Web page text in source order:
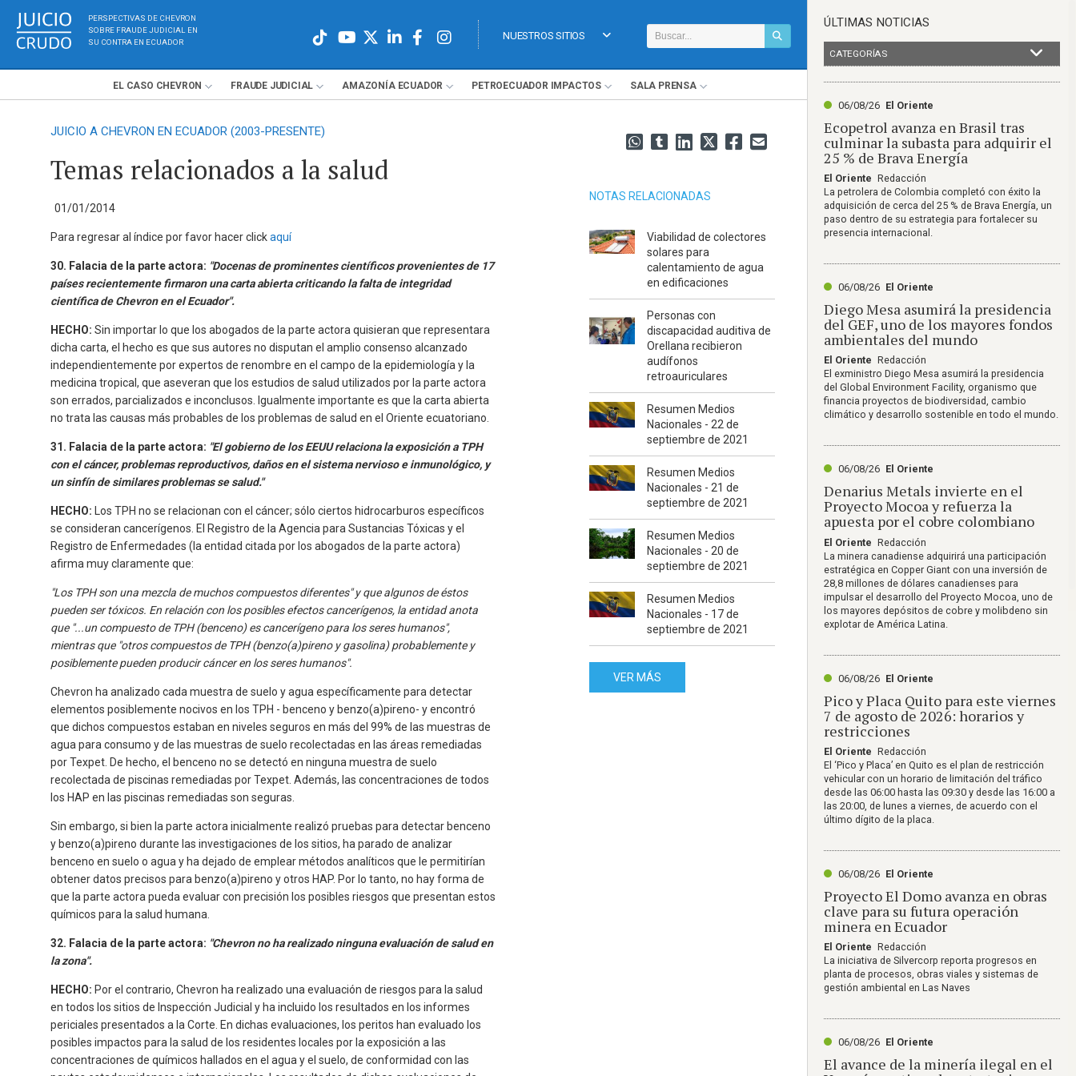
PERSPECTIVAS DE CHEVRON
SOBRE FRAUDE JUDICIAL EN
SU CONTRA EN ECUADOR
NUESTROS SITIOS
EL CASO CHEVRON FRAUDE JUDICIAL AMAZONÍA ECUADOR PETROECUADOR IMPACTOS SALA PRENSA
JUICIO A CHEVRON EN ECUADOR (2003-PRESENTE)
Temas relacionados a la salud
01/01/2014
Para regresar al índice por favor hacer clickaquí
30. Falacia de la parte actora: "Docenas de prominentes científicos provenientes de 17
países recientemente firmaron una carta abierta criticando la falta de integridad
científica de Chevron en el Ecuador".
HECHO: Sin importar lo que los abogados de la parte actora quisieran que representara
dicha carta, el hecho es que sus autores no disputan el amplio consenso alcanzado
independientemente por expertos de renombre en el campo de la epidemiología y la
medicina tropical, que aseveran que los estudios de salud utilizados por la parte actora
son errados, parcializados e inconclusos. Igualmente importante es que la carta abierta
no trata las causas más probables de los problemas de salud en el Oriente ecuatoriano.
31. Falacia de la parte actora: "El gobierno de los EEUU relaciona la exposición a TPH
con el cáncer, problemas reproductivos, daños en el sistema nervioso e inmunológico, y
un sinfín de similares problemas se salud."
HECHO: Los TPH no se relacionan con el cáncer; sólo ciertos hidrocarburos específicos
se consideran cancerígenos. El Registro de la Agencia para Sustancias Tóxicas y el
Registro de Enfermedades (la entidad citada por los abogados de la parte actora)
afirma muy claramente que:
"Los TPH son una mezcla de muchos compuestos diferentes" y que algunos de éstos
pueden ser tóxicos. En relación con los posibles efectos cancerígenos, la entidad anota
que "...un compuesto de TPH (benceno) es cancerígeno para los seres humanos",
mientras que "otros compuestos de TPH (benzo(a)pireno y gasolina) probablemente y
posiblemente pueden producir cáncer en los seres humanos".
Chevron ha analizado cada muestra de suelo y agua específicamente para detectar
elementos posiblemente nocivos en los TPH - benceno y benzo(a)pireno- y encontró
que dichos compuestos estaban en niveles seguros en más del 99% de las muestras de
agua para consumo y de las muestras de suelo recolectadas en las áreas remediadas
por Texpet. De hecho, el benceno no se detectó en ninguna muestra de suelo
recolectada de piscinas remediadas por Texpet. Además, las concentraciones de todos
los HAP en las piscinas remediadas son seguras.
Sin embargo, si bien la parte actora inicialmente realizó pruebas para detectar benceno
y benzo(a)pireno durante las investigaciones de los sitios, ha parado de analizar
benceno en suelo o agua y ha dejado de emplear métodos analíticos que le permitirían
obtener datos precisos para benzo(a)pireno y otros HAP. Por lo tanto, no hay forma de
que la parte actora pueda evaluar con precisión los posibles riesgos que presentan estos
químicos para la salud humana.
32. Falacia de la parte actora: "Chevron no ha realizado ninguna evaluación de salud en
la zona".
HECHO: Por el contrario, Chevron ha realizado una evaluación de riesgos para la salud
en todos los sitios de Inspección Judicial y ha incluido los resultados en los informes
periciales presentados a la Corte. En dichas evaluaciones, los peritos han evaluado los
posibles impactos para la salud de los residentes locales por la exposición a las
concentraciones de químicos hallados en el agua y el suelo, de conformidad con las
NOTAS RELACIONADAS
Viabilidad de colectores
solares para
calentamiento de agua
en edificaciones
Personas con
discapacidad auditiva de
Orellana recibieron
audífonos
retroauriculares
Resumen Medios
Nacionales - 22 de
septiembre de 2021
Resumen Medios
Nacionales - 21 de
septiembre de 2021
Resumen Medios
Nacionales - 20 de
septiembre de 2021
Resumen Medios
Nacionales - 17 de
septiembre de 2021
VER MÁS
ÚLTIMAS NOTICIAS
CATEGORÍAS
06/08/26 El Oriente
Ecopetrol avanza en Brasil tras
culminar la subasta para adquirir el
25 % de Brava Energía
El Oriente Redacción
La petrolera de Colombia completó con éxito la
adquisición de cerca del 25 % de Brava Energía, un
paso dentro de su estrategia para fortalecer su
presencia internacional.
06/08/26 El Oriente
Diego Mesa asumirá la presidencia
del GEF, uno de los mayores fondos
ambientales del mundo
El Oriente Redacción
El exministro Diego Mesa asumirá la presidencia
del Global Environment Facility, organismo que
financia proyectos de biodiversidad, cambio
climático y desarrollo sostenible en todo el mundo.
06/08/26 El Oriente
Denarius Metals invierte en el
Proyecto Mocoa y refuerza la
apuesta por el cobre colombiano
El Oriente Redacción
La minera canadiense adquirirá una participación
estratégica en Copper Giant con una inversión de
28,8 millones de dólares canadienses para
impulsar el desarrollo del Proyecto Mocoa, uno de
los mayores depósitos de cobre y molibdeno sin
explotar de América Latina.
06/08/26 El Oriente
Pico y Placa Quito para este viernes
7 de agosto de 2026: horarios y
restricciones
El Oriente Redacción
El ‘Pico y Placa’ en Quito es el plan de restricción
vehicular con un horario de limitación del tráfico
desde las 06:00 hasta las 09:30 y desde las 16:00 a
las 20:00, de lunes a viernes, de acuerdo con el
último dígito de la placa.
06/08/26 El Oriente
Proyecto El Domo avanza en obras
clave para su futura operación
minera en Ecuador
El Oriente Redacción
La iniciativa de Silvercorp reporta progresos en
planta de procesos, obras viales y sistemas de
gestión ambiental en Las Naves
06/08/26 El Oriente
El avance de la minería ilegal en el